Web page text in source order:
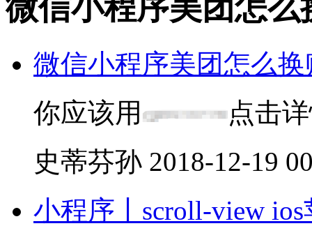
微信小程序美团怎么
微信小程序美团怎么
你应该用
点击
史蒂芬孙 2018-12-19
小程序丨scroll-view